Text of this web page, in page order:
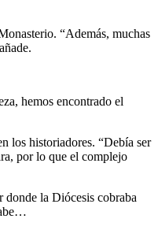
“Además, muchas
hemos encontrado el
los historiadores. “Debía ser
por lo que el complejo
donde la Diócesis cobraba